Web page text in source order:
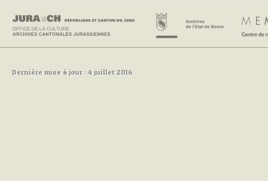
Dernière mise à jour : 4 juillet 2016